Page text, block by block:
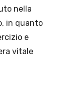
nella
in quanto
e
vitale